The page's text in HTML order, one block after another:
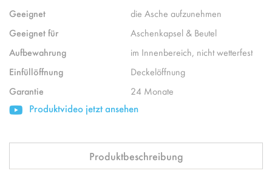
Geeignet
die Asche aufzunehmen
Geeignet für
Aschenkapsel & Beutel
Aufbewahrung
im Innenbereich, nicht wetterfest
Einfüllöffnung
Deckelöffnung
Garantie
24 Monate
Produktvideo jetzt ansehen
Produktbeschreibung